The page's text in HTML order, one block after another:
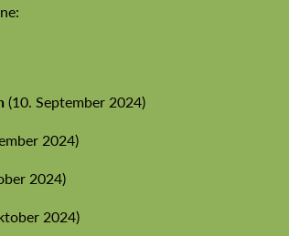
(10. September 2024)
2024)
2024)
2024)